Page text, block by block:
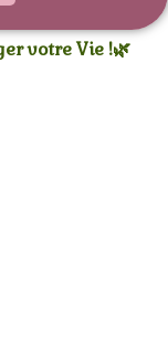
votre Vie !🌿